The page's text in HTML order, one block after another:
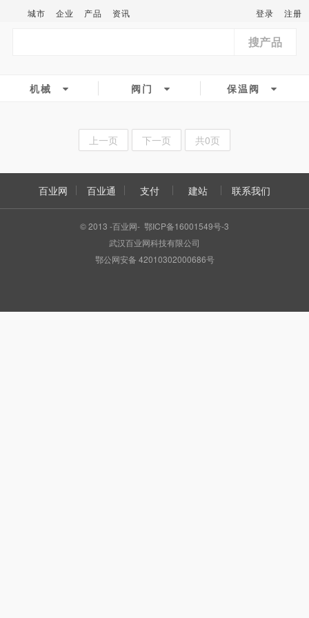
城市 企业 产品 资讯 登录 注册
搜产品
机械 阀门 保温阀
上一页 下一页 共0页
百业网 百业通 支付 建站 联系我们
© 2013 -百业网- 鄂ICP备16001549号-3
武汉百业网科技有限公司
鄂公网安备 42010302000686号